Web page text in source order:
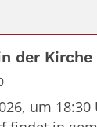
der Kirche
um